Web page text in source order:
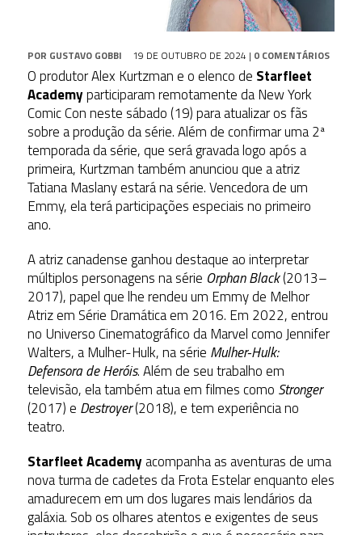
POR GUSTAVO GOBBI 19 DE OUTUBRO DE 2024 | 0 COMENTÁRIOS
O produtor Alex Kurtzman e o elenco de Starfleet
Academyparticiparam remotamente da New York
Comic Con neste sábado (19) para atualizar os fãs
sobre a produção da série. Além de confirmar uma 2ª
temporada da série, que será gravada logo após a
primeira, Kurtzman também anunciou que a atriz
Tatiana Maslany estará na série. Vencedora de um
Emmy, ela terá participações especiais no primeiro
ano.
A atriz canadense ganhou destaque ao interpretar
múltiplos personagens na série Orphan Black(2013–
2017), papel que lhe rendeu um Emmy de Melhor
Atriz em Série Dramática em 2016. Em 2022, entrou
no Universo Cinematográfico da Marvel como Jennifer
Walters, a Mulher-Hulk, na série Mulher-Hulk:
Defensora de Heróis. Além de seu trabalho em
televisão, ela também atua em filmes como Stronger
(2017) e Destroyer(2018), e tem experiência no
teatro.
Starfleet Academyacompanha as aventuras de uma
nova turma de cadetes da Frota Estelar enquanto eles
amadurecem em um dos lugares mais lendários da
galáxia. Sob os olhares atentos e exigentes de seus